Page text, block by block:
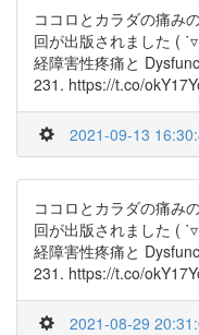
ココロとカラダの痛み
回が出版されました (
経障害性疼痛と
231. https://t.co/
2021-09-13
ココロとカラダの痛み
回が出版されました (
経障害性疼痛と
231. https://t.co/
2021-08-29